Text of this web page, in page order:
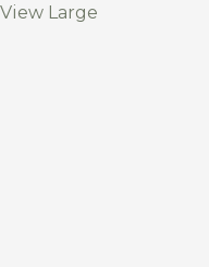
View Large